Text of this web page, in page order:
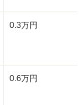
0.3万円
0.6万円